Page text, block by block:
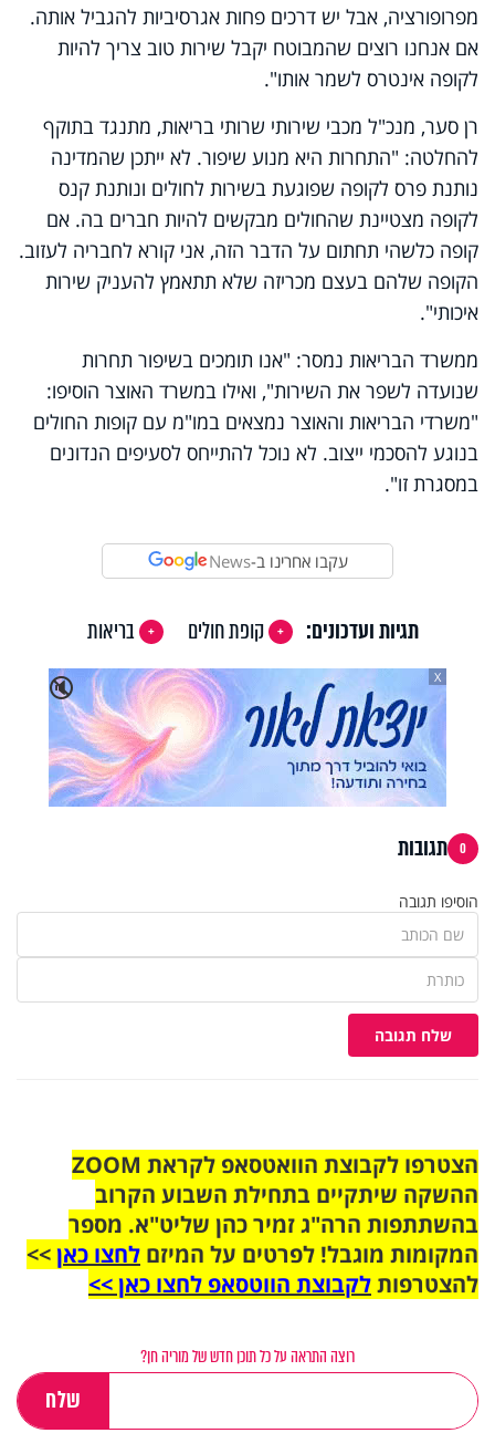
מפרופורציה, אבל יש דרכים פחות אגרסיביות להגביל אותה.
אם אנחנו רוצים שהמבוטח יקבל שירות טוב צריך להיות
לקופה אינטרס לשמר אותו".
רן סער, מנכ"ל מכבי שירותי שרותי בריאות, מתנגד בתוקף
להחלטה: "התחרות היא מנוע שיפור. לא ייתכן שהמדינה
נותנת פרס לקופה שפוגעת בשירות לחולים ונותנת קנס
לקופה מצטיינת שהחולים מבקשים להיות חברים בה. אם
קופה כלשהי תחתום על הדבר הזה, אני קורא לחבריה לעזוב.
הקופה שלהם בעצם מכריזה שלא תתאמץ להעניק שירות
איכותי".
ממשרד הבריאות נמסר: "אנו תומכים בשיפור תחרות
שנועדה לשפר את השירות", ואילו במשרד האוצר הוסיפו:
"משרדי הבריאות והאוצר נמצאים במו"מ עם קופות החולים
בנוגע להסכמי ייצוב. לא נוכל להתייחס לסעיפים הנדונים
במסגרת זו".
עקבו אחרינו ב-News
תגיות ועדכונים: קופת חולים
בריאות
🔇
X
0 תגובות
הוסיפו תגובה
שלח תגובה
הצטרפו לקבוצת הוואטסאפ לקראת ZOOM
ההשקה שיתקיים בתחילת השבוע הקרוב
בהשתתפות הרה"ג זמיר כהן שליט"א. מספר
המקומות מוגבל! לפרטים על המיזם לחצו כאן>>
להצטרפותלקבוצת הווטסאפ לחצו כאן >>
רוצה התראה על כל תוכן חדש של מוריה חן?